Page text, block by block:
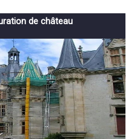
de château